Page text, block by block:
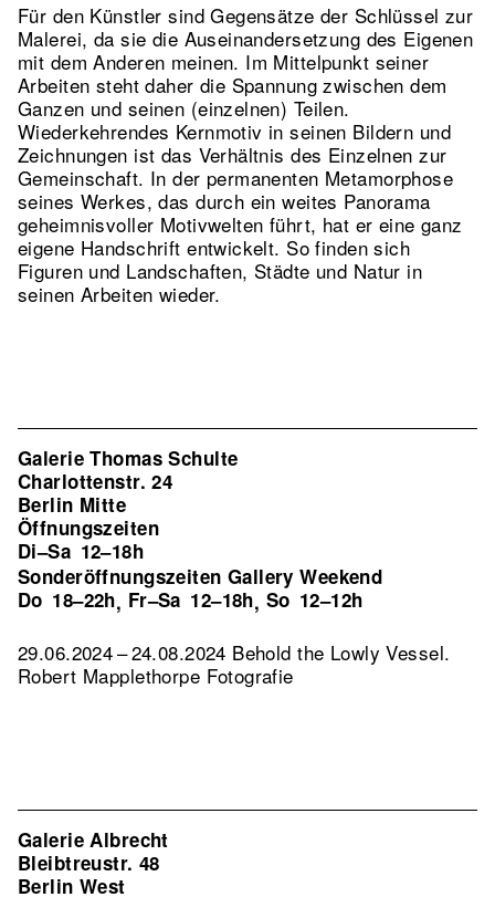
Für den Künstler sind Gegensätze der Schlüssel zur
Malerei, da sie die Auseinandersetzung des Eigenen
mit dem Anderen meinen. Im Mittelpunkt seiner
Arbeiten steht daher die Spannung zwischen dem
Ganzen und seinen (einzelnen) Teilen.
Wiederkehrendes Kernmotiv in seinen Bildern und
Zeichnungen ist das Verhältnis des Einzelnen zur
Gemeinschaft. In der permanenten Metamorphose
seines Werkes, das durch ein weites Panorama
geheimnisvoller Motivwelten führt, hat er eine ganz
eigene Handschrift entwickelt. So finden sich
Figuren und Landschaften, Städte und Natur in
seinen Arbeiten wieder.
Galerie Thomas Schulte
Charlottenstr. 24
Berlin Mitte
Öffnungszeiten
Di–Sa 12–18h
Sonderöffnungszeiten Gallery Weekend
Do 18–22h, Fr–Sa 12–18h, So 12–12h
29.06.2024 – 24.08.2024 Behold the Lowly Vessel.
Robert Mapplethorpe Fotografie
Galerie Albrecht
Bleibtreustr. 48
Berlin West